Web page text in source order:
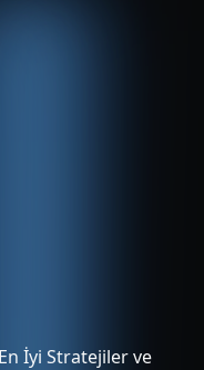
İyi Stratejiler ve